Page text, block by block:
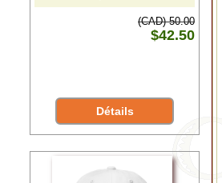
(CAD) 50.00
$42.50
Détails